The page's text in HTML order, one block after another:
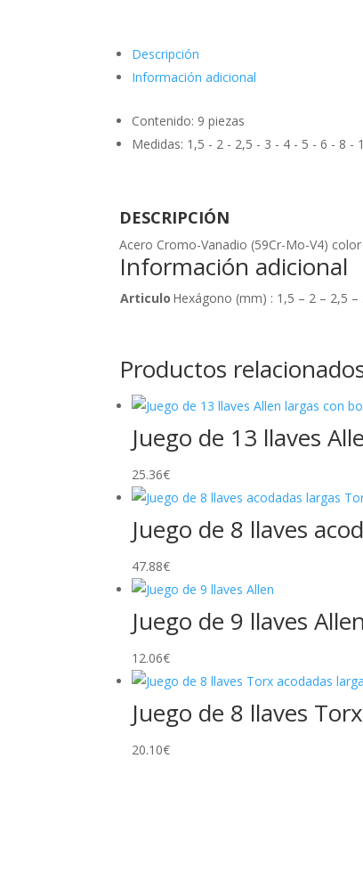
Descripción
Información adicional
Contenido: 9 piezas
Medidas: 1,5 - 2 - 2,5 - 3 - 4 - 5 - 6 - 8 -
DESCRIPCIÓN
Acero Cromo-Vanadio (59Cr-Mo-V4)
Información adicional
Articulo Hexágono (mm) : 1,5 – 2 – 2,5
Productos
Juego de 13 llaves
25.36€
Juego de 8 llaves
47.88€
Juego de 9 llaves Allen
12.06€
Juego de 8 llaves
20.10€